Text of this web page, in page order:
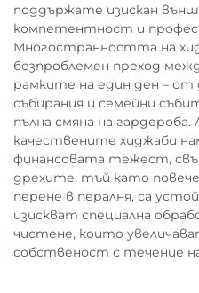
поддържате изискан
компетентност и
Многостранността на
безпроблемен преход
рамките на един ден – от
събирания и семейни
пълна смяна на
качествените хиджаби
финансовата тежест,
дрехите, тъй като
перене в пералня, са
изискват специална
чистене, които
собственост с течение